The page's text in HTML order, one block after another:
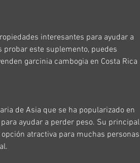
interesantes para ayudar a
este suplemento, puedes
garcinia cambogia en Costa Rica
de Asia que se ha popularizado en
ayudar a perder peso. Su principal
atractiva para muchas personas